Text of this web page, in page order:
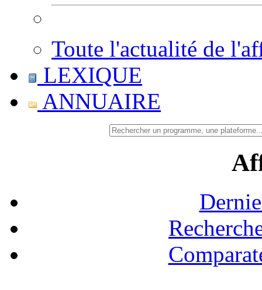
Toute l'actualité de
LEXIQUE
ANNUAIRE